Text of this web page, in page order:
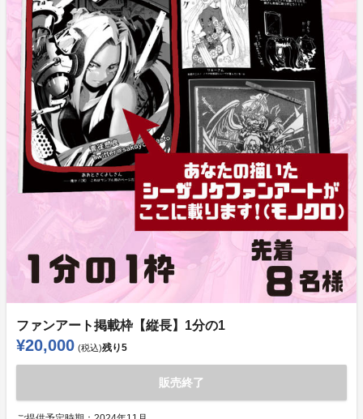
ファンアート掲載枠【縦長】1分の1
¥20,000 (税込)残り5
販売終了